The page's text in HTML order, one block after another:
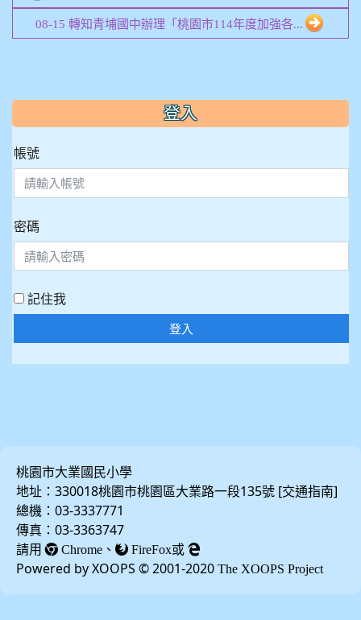
08-15 轉知青埔國中辦理「桃園市114年度加強各...
::: 登入
帳號
密碼
記住我
登入
桃園市大業國民小學
地址：330018桃園市桃園區大業路一段135號 [交通指南]
總機：03-3337771
傳真：03-3363747
請用
Chrome 、 FireFox或
Powered by XOOPS © 2001-2020 The XOOPS Project